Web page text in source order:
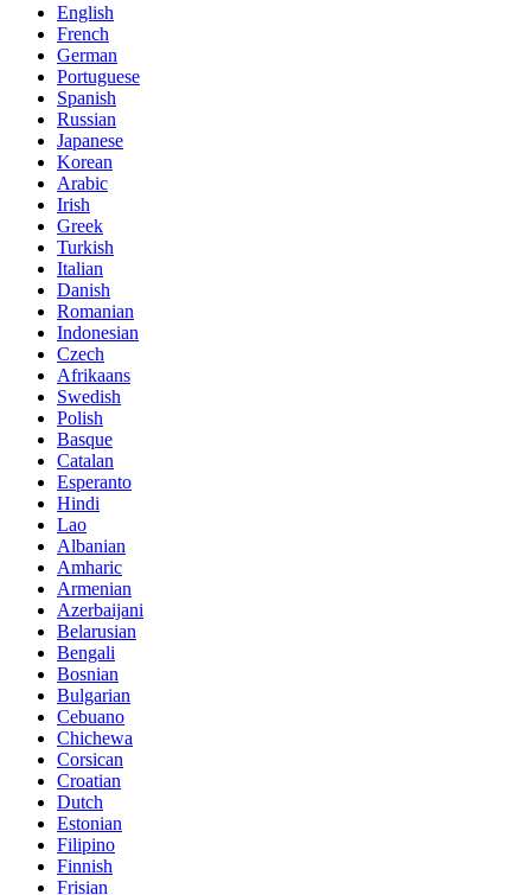
English
French
German
Portuguese
Spanish
Russian
Japanese
Korean
Arabic
Irish
Greek
Turkish
Italian
Danish
Romanian
Indonesian
Czech
Afrikaans
Swedish
Polish
Basque
Catalan
Esperanto
Hindi
Lao
Albanian
Amharic
Armenian
Azerbaijani
Belarusian
Bengali
Bosnian
Bulgarian
Cebuano
Chichewa
Corsican
Croatian
Dutch
Estonian
Filipino
Finnish
Frisian